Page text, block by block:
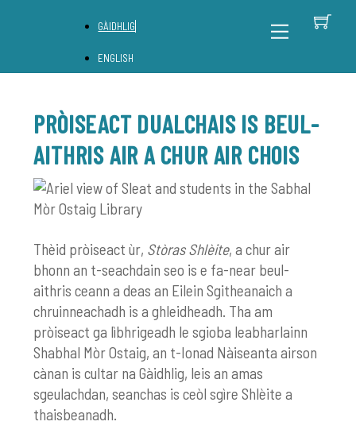
Menu
GÀIDHLIG
ENGLISH
PRÒISEACT DUALCHAIS IS BEUL-
AITHRIS AIR A CHUR AIR CHOIS
Thèid pròiseact ùr, Stòras Shlèite, a chur air
bhonn an t-seachdain seo is e fa-near beul-
aithris ceann a deas an Eilein Sgitheanaich a
chruinneachadh is a ghleidheadh. Tha am
pròiseact ga lìbhrigeadh le sgioba leabharlainn
Shabhal Mòr Ostaig, an t-Ionad Nàiseanta airson
cànan is cultar na Gàidhlig, leis an amas
sgeulachdan, seanchas is ceòl sgìre Shlèite a
thaisbeanadh.